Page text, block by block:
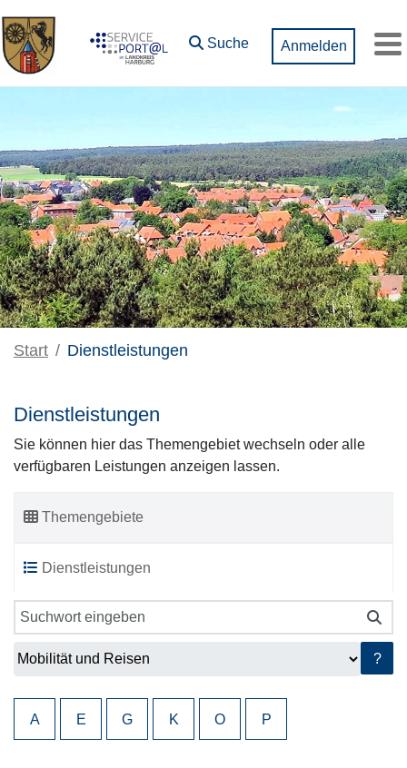
Zum Hauptinhalt springen
Suche Anmelden
Start Dienstleistungen
Dienstleistungen
Sie können hier das Themengebiet wechseln oder alle
verfügbaren Leistungen anzeigen lassen.
Themengebiete
Dienstleistungen
?
A E G K O P